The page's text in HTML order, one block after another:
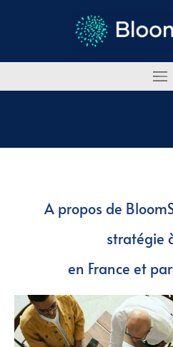
A propos de
stratégie
en France et